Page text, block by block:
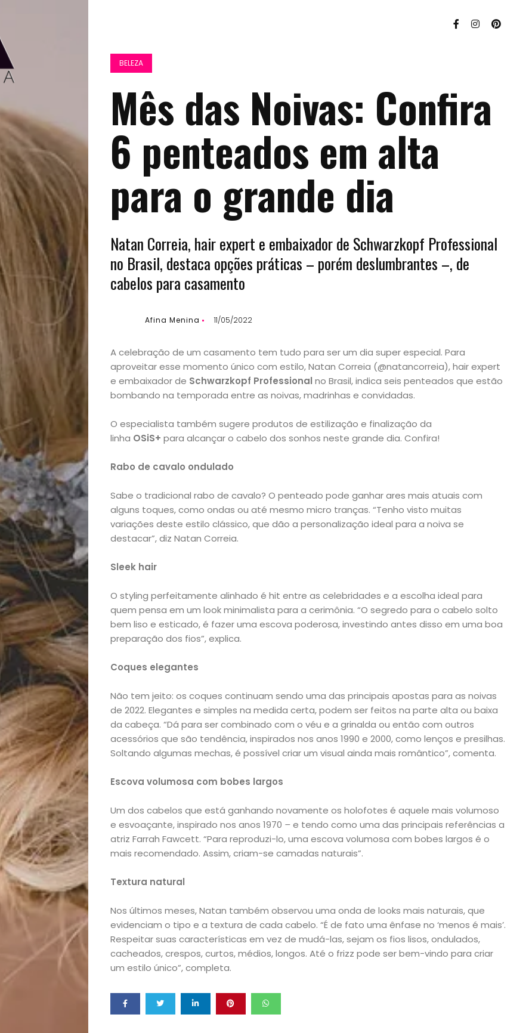
Início
Beleza
Bora
lá!
Casa
e
Exclusiva
Homem
Mães
&
Filhos
Notícias
Opinião
Pets
BELEZA
Mês das Noivas: Confira
6 penteados em alta
para o grande dia
Natan Correia, hair expert e embaixador de Schwarzkopf Professional
no Brasil, destaca opções práticas – porém deslumbrantes –, de
cabelos para casamento
Afina Menina 11/05/2022
A celebração de um casamento tem tudo para ser um dia super especial. Para
aproveitar esse momento único com estilo, Natan Correia (@natancorreia), hair expert
e embaixador de Schwarzkopf Professional no Brasil, indica seis penteados que estão
bombando na temporada entre as noivas, madrinhas e convidadas.
O especialista também sugere produtos de estilização e finalização da
linha OSiS+ para alcançar o cabelo dos sonhos neste grande dia. Confira!
Rabo de cavalo ondulado
Sabe o tradicional rabo de cavalo? O penteado pode ganhar ares mais atuais com
alguns toques, como ondas ou até mesmo micro tranças. “Tenho visto muitas
variações deste estilo clássico, que dão a personalização ideal para a noiva se
destacar”, diz Natan Correia.
Sleek hair
O styling perfeitamente alinhado é hit entre as celebridades e a escolha ideal para
quem pensa em um look minimalista para a cerimônia. “O segredo para o cabelo solto
bem liso e esticado, é fazer uma escova poderosa, investindo antes disso em uma boa
preparação dos fios”, explica.
Coques elegantes
Não tem jeito: os coques continuam sendo uma das principais apostas para as noivas
de 2022. Elegantes e simples na medida certa, podem ser feitos na parte alta ou baixa
da cabeça. “Dá para ser combinado com o véu e a grinalda ou então com outros
acessórios que são tendência, inspirados nos anos 1990 e 2000, como lenços e presilhas.
Soltando algumas mechas, é possível criar um visual ainda mais romântico”, comenta.
Escova volumosa com bobes largos
Um dos cabelos que está ganhando novamente os holofotes é aquele mais volumoso
e esvoaçante, inspirado nos anos 1970 –e tendo como uma das principais referências a
atriz Farrah Fawcett. “Para reproduzi-lo, uma escova volumosa com bobes largos é o
mais recomendado. Assim, criam-se camadas naturais”.
Textura natural
Nos últimos meses, Natan também observou uma onda de looks mais naturais, que
evidenciam o tipo e a textura de cada cabelo. “É de fato uma ênfase no ‘menos é mais’.
Respeitar suas características em vez de mudá-las, sejam os fios lisos, ondulados,
cacheados, crespos, curtos, médios, longos. Até o frizz pode ser bem-vindo para criar
um estilo único”, completa.